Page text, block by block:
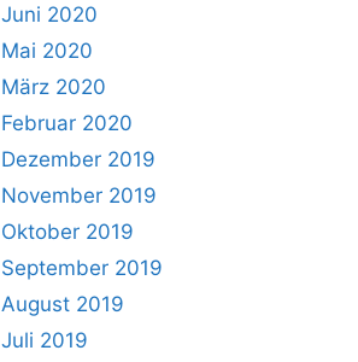
Juni 2020
Mai 2020
März 2020
Februar 2020
Dezember 2019
November 2019
Oktober 2019
September 2019
August 2019
Juli 2019